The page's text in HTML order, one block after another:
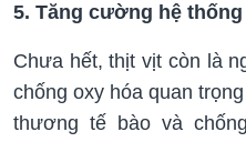
5. Tăng cường hệ
Chưa hết, thịt vịt còn là
chống oxy hóa quan
thương tế bào và